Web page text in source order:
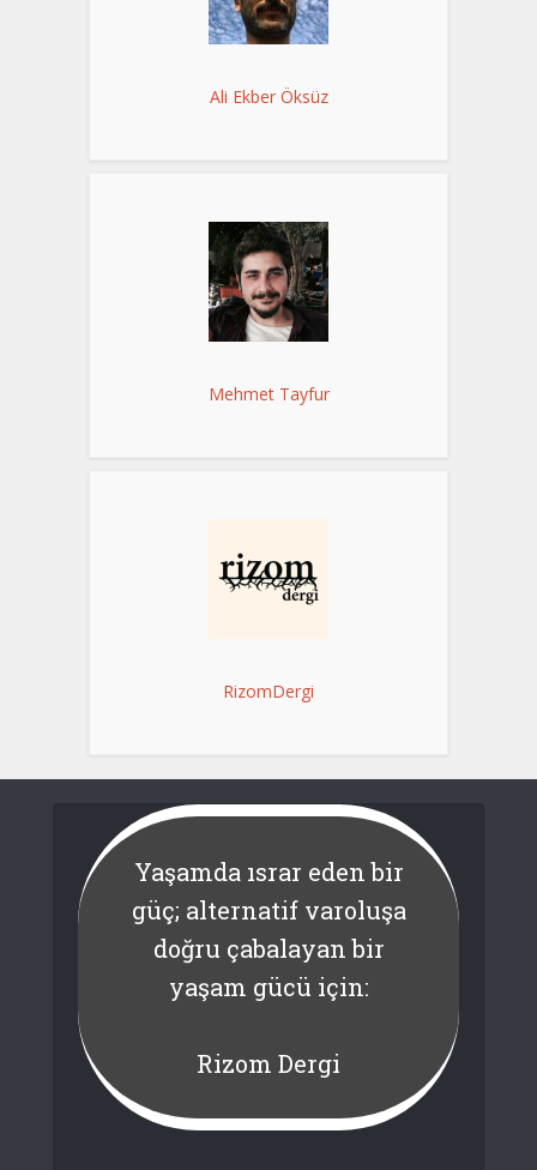
Ali Ekber Öksüz
Mehmet Tayfur
RizomDergi
Yaşamda ısrar eden bir
güç; alternatif varoluşa
doğru çabalayan bir
yaşam gücü için:
Rizom Dergi